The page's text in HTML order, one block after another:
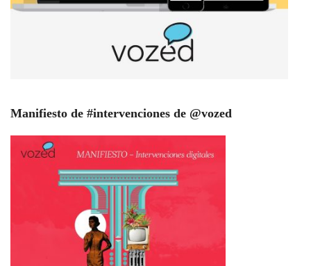
Manifiesto de #intervenciones de @vozed